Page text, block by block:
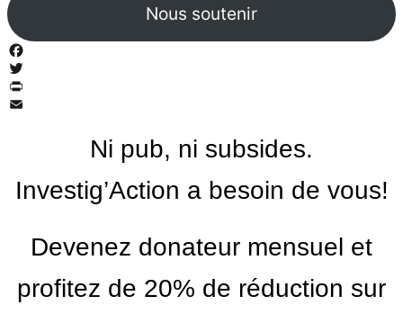
Nous soutenir
Facebook
Twitter
PrintFriendly
Ni pub, ni subsides.
Investig’Action a besoin de vous!
Devenez donateur mensuel et
profitez de 20% de réduction sur